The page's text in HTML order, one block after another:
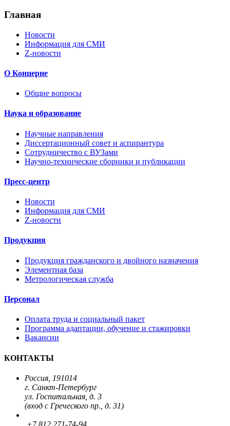
Главная
Новости
Информация для СМИ
Z-новости
О Концерне
Общие вопросы
Наука и образование
Научные направления
Диссертационный совет и аспирантура
Сотрудничество с ВУЗами
Научно-технические сборники и публикации
Пресс-центр
Новости
Информация для СМИ
Z-новости
Продукция
Продукция гражданского и двойного назначения
Элементная база
Метрологическая служба
Персонал
Оплата труда и социальный пакет
Программа адаптации, обучение и стажировки
Вакансии
КОНТАКТЫ
Россия, 191014
г. Санкт-Петербург
ул. Госпитальная, д. 3
(вход с Греческого пр., д. 31)
+7 812 271-74-94